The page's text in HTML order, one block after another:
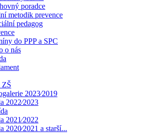
poradce
metodik prevence
pedagog
do PPP a SPC
o nás
ZŠ
2023⁄2019
2022⁄2023
2021⁄2022
2020⁄2021 a starší...